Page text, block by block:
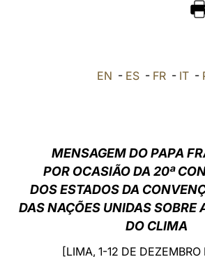
EN - ES- FR- IT-
MENSAGEM DO PAPA
POR OCASIÃO DA 20ª
DOS ESTADOS DA
DAS NAÇÕES UNIDAS SOBRE
DO CLIMA
[LIMA, 1-12 DE DEZEMBRO